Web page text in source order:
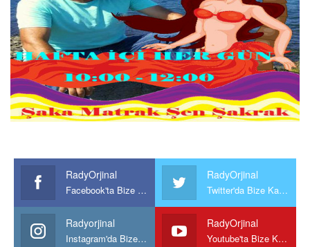
RadyOrjinal
Facebook'ta Bize Katılın
RadyOrjinal
Twitter'da Bize Katılın
Radyorjinal
Instagram'da Bize katılın
RadyOrjinal
Youtube'ta Bize Katılın